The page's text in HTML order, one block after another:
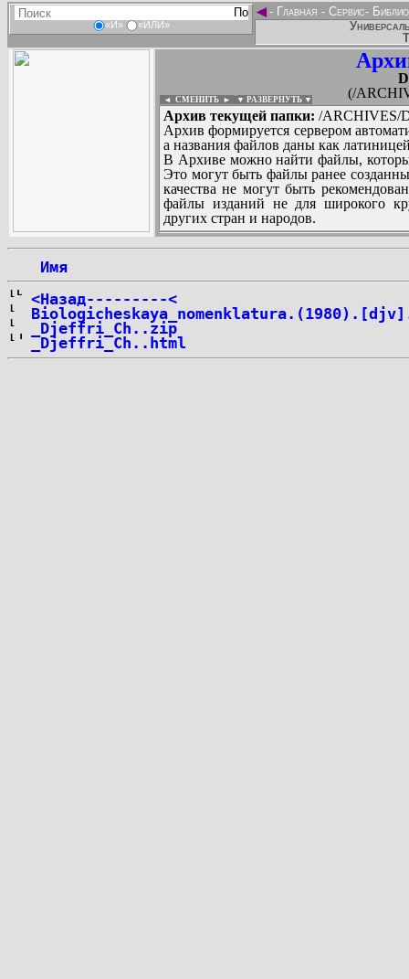
«И» «ИЛИ»
◄- Главная - Сервис-
(/
◄ СМЕНИТЬ ► ▼ РАЗВЕРНУТЬ ▼
Архив текущей папки: /ARCHIVES/
Архив формируется сервером
а названия файлов даны как
В Архиве можно найти файлы,
Это могут быть файлы ранее
качества не могут быть
файлы изданий не для широкого
других стран и народов.
Имя
<Назад---------<
_Djeffri_Ch..zip
_Djeffri_Ch..html